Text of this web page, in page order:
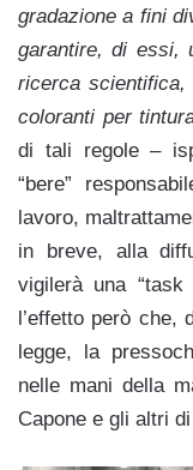
gradazione a fini
garantire, di essi,
ricerca scientifica,
coloranti per
di tali regole –
“bere”
lavoro,
in breve, alla
vigilerà una
l’effetto però che,
legge, la
nelle mani della
Capone e gli altri